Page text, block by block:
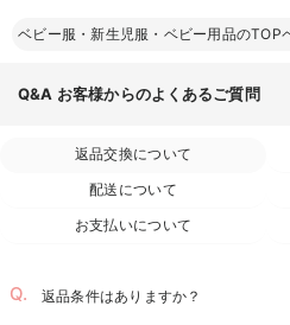
ベビー服・新生児服・ベビー用品のTOP
Q&A お客様からのよくあるご質問
返品交換について
配送について
お支払いについて
返品条件はありますか？